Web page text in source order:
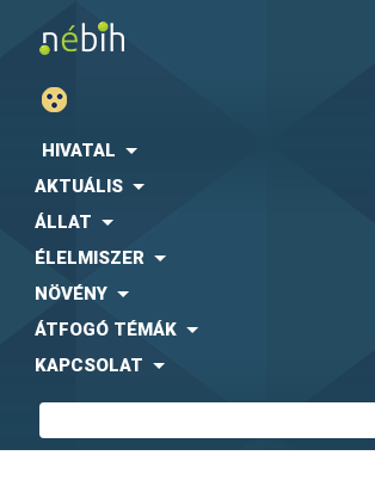
HIVATAL
AKTUÁLIS
ÁLLAT
ÉLELMISZER
NÖVÉNY
ÁTFOGÓ TÉMÁK
KAPCSOLAT